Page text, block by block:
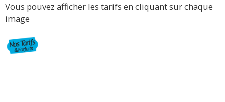
Contact
Vous pouvez afficher les tarifs en cliquant sur chaque
image